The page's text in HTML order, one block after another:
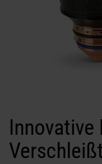
Innovative